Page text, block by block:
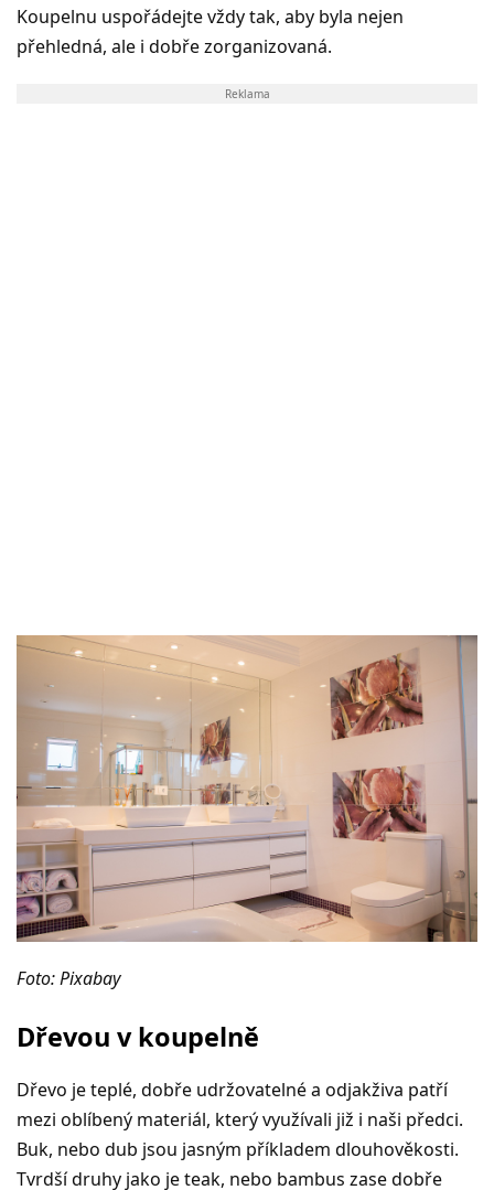
Koupelnu uspořádejte vždy tak, aby byla nejen
přehledná, ale i dobře zorganizovaná.
Reklama
Foto: Pixabay
Dřevou v koupelně
Dřevo je teplé, dobře udržovatelné a odjakživa patří
mezi oblíbený materiál, který využívali již i naši předci.
Buk, nebo dub jsou jasným příkladem dlouhověkosti.
Tvrdší druhy jako je teak, nebo bambus zase dobře